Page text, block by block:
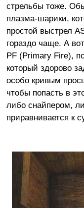
стрельбы тоже.
плазма-шарики,
простой выстрел
гораздо чаще. А
PF (Primary Fire),
который здорово
особо кривым
чтобы попасть в
либо снайпером,
приравнивается к